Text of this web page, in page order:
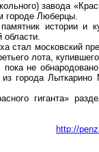
) завода
городе Люберцы.
истории и
области.
стал московский
лота,
не
из города Лыткарино
гиганта»
http://